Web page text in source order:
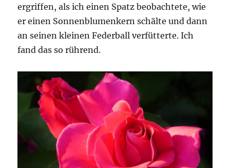
ergriffen, als ich einen Spatz beobachtete, wie
er einen Sonnenblumenkern schälte und dann
an seinen kleinen Federball verfütterte. Ich
fand das so rührend.